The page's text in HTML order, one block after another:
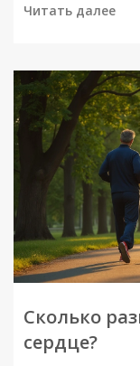
предпринять
каждого из
избежать.
Читать далее
Сколько
сердце?